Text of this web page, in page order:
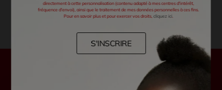
directement à cette personnalisation (contenu adapté à mes centres d'intérêt,
fréquence d'envoi), ainsi que le traitement de mes données personnelles à ces fins.
Pour en savoir plus et pour exercer vos droits, cliquez ici
S'INSCRIRE